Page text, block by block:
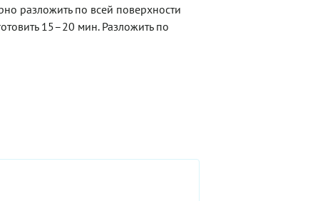
разложить по всей поверхности
15–20 мин. Разложить по